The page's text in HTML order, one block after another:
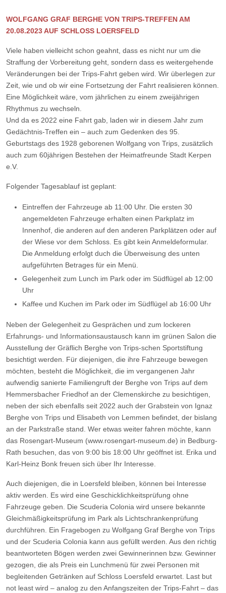
WOLFGANG GRAF BERGHE VON TRIPS-TREFFEN AM
20.08.2023 AUF SCHLOSS LOERSFELD
Viele haben vielleicht schon geahnt, dass es nicht nur um die
Straffung der Vorbereitung geht, sondern dass es weitergehende
Veränderungen bei der Trips-Fahrt geben wird. Wir überlegen zur
Zeit, wie und ob wir eine Fortsetzung der Fahrt realisieren können.
Eine Möglichkeit wäre, vom jährlichen zu einem zweijährigen
Rhythmus zu wechseln.
Und da es 2022 eine Fahrt gab, laden wir in diesem Jahr zum
Gedächtnis-Treffen ein – auch zum Gedenken des 95.
Geburtstags des 1928 geborenen Wolfgang von Trips, zusätzlich
auch zum 60jährigen Bestehen der Heimatfreunde Stadt Kerpen
e.V.
Folgender Tagesablauf ist geplant:
Eintreffen der Fahrzeuge ab 11:00 Uhr. Die ersten 30
angemeldeten Fahrzeuge erhalten einen Parkplatz im
Innenhof, die anderen auf den anderen Parkplätzen oder auf
der Wiese vor dem Schloss. Es gibt kein Anmeldeformular.
Die Anmeldung erfolgt duch die Überweisung des unten
aufgeführten Betrages für ein Menü.
Gelegenheit zum Lunch im Park oder im Südflügel ab 12:00
Uhr
Kaffee und Kuchen im Park oder im Südflügel ab 16:00 Uhr
Neben der Gelegenheit zu Gesprächen und zum lockeren
Erfahrungs- und Informationsaustausch kann im grünen Salon die
Ausstellung der Gräflich Berghe von Trips-schen Sportstiftung
besichtigt werden. Für diejenigen, die ihre Fahrzeuge bewegen
möchten, besteht die Möglichkeit, die im vergangenen Jahr
aufwendig sanierte Familiengruft der Berghe von Trips auf dem
Hemmersbacher Friedhof an der Clemenskirche zu besichtigen,
neben der sich ebenfalls seit 2022 auch der Grabstein von Ignaz
Berghe von Trips und Elisabeth von Lemmen befindet, der bislang
an der Parkstraße stand. Wer etwas weiter fahren möchte, kann
das Rosengart-Museum (www.rosengart-museum.de) in Bedburg-
Rath besuchen, das von 9:00 bis 18:00 Uhr geöffnet ist. Erika und
Karl-Heinz Bonk freuen sich über Ihr Interesse.
Auch diejenigen, die in Loersfeld bleiben, können bei Interesse
aktiv werden. Es wird eine Geschicklichkeitsprüfung ohne
Fahrzeuge geben. Die Scuderia Colonia wird unsere bekannte
Gleichmäßigkeitsprüfung im Park als Lichtschrankenprüfung
durchführen. Ein Fragebogen zu Wolfgang Graf Berghe von Trips
und der Scuderia Colonia kann aus gefüllt werden. Aus den richtig
beantworteten Bögen werden zwei Gewinnerinnen bzw. Gewinner
gezogen, die als Preis ein Lunchmenü für zwei Personen mit
begleitenden Getränken auf Schloss Loersfeld erwartet. Last but
not least wird – analog zu den Anfangszeiten der Trips-Fahrt – das